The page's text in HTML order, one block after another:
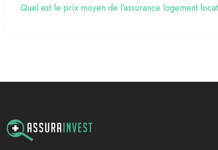
Quel est le prix moyen de l’assurance logement